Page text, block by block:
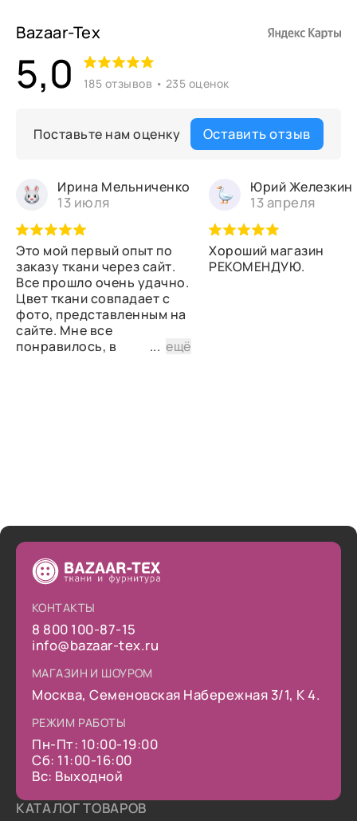
Bazaar-Tex
5,0 185 отзывов • 235 оценок
Поставьте нам оценку Оставить отзыв
Ирина Мельниченко
13 июля
Это мой первый опыт по
заказу ткани через сайт.
Все прошло очень удачно.
Цвет ткани совпадает с
фото, представленным на
сайте. Мне все
понравилось, в
...ещё
Юрий Железкин
13 апреля
Хороший магазин
РЕКОМЕНДУЮ.
КОНТАКТЫ
8 800 100-87-15
info@bazaar-tex.ru
МАГАЗИН И ШОУРОМ
Москва, Семеновская Набережная 3/1, К 4.
РЕЖИМ РАБОТЫ
Пн-Пт: 10:00-19:00
Сб: 11:00-16:00
Вс: Выходной
КАТАЛОГ ТОВАРОВ